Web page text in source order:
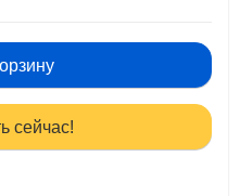
сейчас!